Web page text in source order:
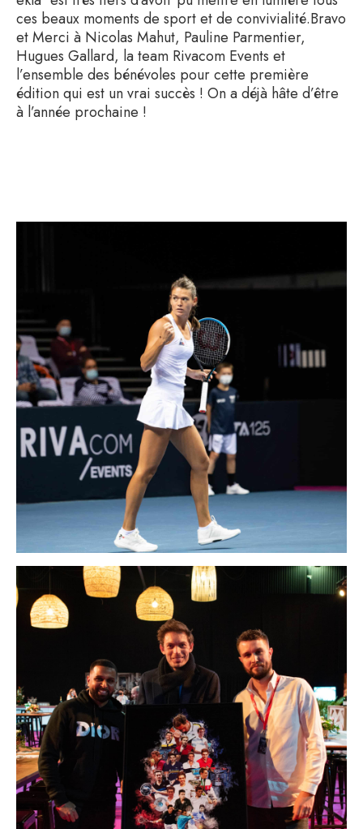
ces beaux moments de sport et de convivialité.Bravo
et Merci à Nicolas Mahut, Pauline Parmentier,
Hugues Gallard, la team Rivacom Events et
l’ensemble des bénévoles pour cette première
édition qui est un vrai succès ! On a déjà hâte d’être
à l’année prochaine !